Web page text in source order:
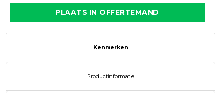
PLAATS IN OFFERTEMAND
Kenmerken
Productinformatie